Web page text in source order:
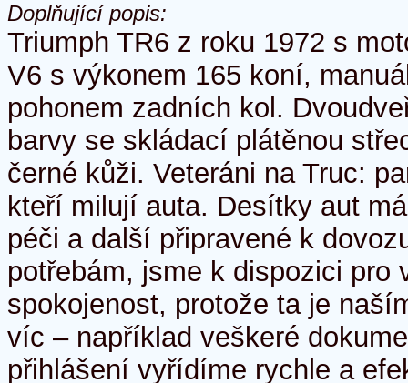
Doplňující popis:
Triumph TR6 z roku 1972 s
V6 s výkonem 165 koní,
pohonem zadních kol.
barvy se skládací plátěnou
černé kůži. Veteráni na Truc:
kteří milují auta. Desítky aut
péči a další připravené k
potřebám, jsme k dispozici pro
spokojenost, protože ta je
víc – například veškeré
přihlášení vyřídíme rychle a